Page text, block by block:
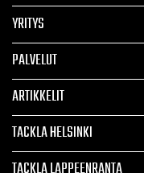
YRITYS
PALVELUT
ARTIKKELIT
TACKLA HELSINKI